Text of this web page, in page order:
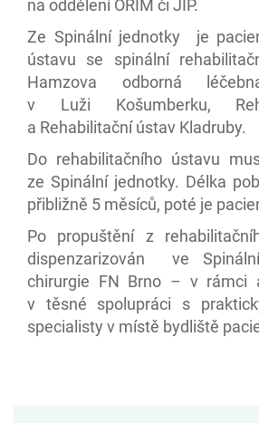
na oddělení ORIM či JIP.
Ze Spinální jednotky je
ústavu se spinální
Hamzova odborná
v Luži Košumberku,
a Rehabilitační ústav Kladruby.
Do rehabilitačního ústavu
ze Spinální jednotky. Délka
přibližně 5 měsíců, poté je
Po propuštění z
dispenzarizován ve
chirurgie FN Brno – v rámci
v těsné spolupráci s
specialisty v místě bydliště